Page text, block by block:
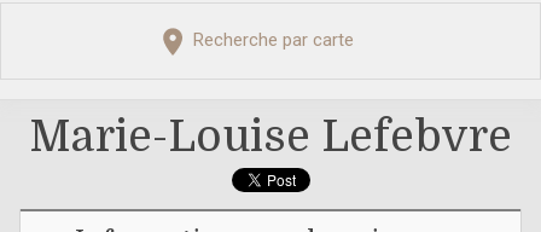
Recherche par carte
Marie-Louise Lefebvre